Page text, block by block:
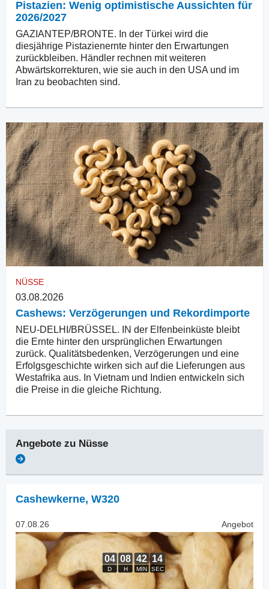
Pistazien: Wenig optimistische Aussichten für
2026/2027
GAZIANTEP/BRONTE. In der Türkei wird die
diesjährige Pistazienernte hinter den Erwartungen
zurückbleiben. Händler rechnen mit weiteren
Abwärtskorrekturen, wie sie auch in den USA und im
Iran zu beobachten sind.
NÜSSE
03.08.2026
Cashews: Verzögerungen und Rekordimporte
NEU-DELHI/BRÜSSEL. IN der Elfenbeinküste bleibt
die Ernte hinter den ursprünglichen Erwartungen
zurück. Qualitätsbedenken, Verzögerungen und eine
Erfolgsgeschichte wirken sich auf die Lieferungen aus
Westafrika aus. In Vietnam und Indien entwickeln sich
die Preise in die gleiche Richtung.
Angebote zu Nüsse
Cashewkerne, W320
07.08.26 Angebot